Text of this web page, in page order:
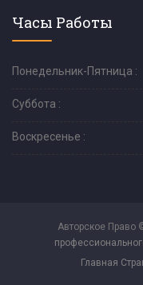
Часы Работы
Понедельник-Пятница :
Суббота :
Воскресенье :
Авторское Право
Главная